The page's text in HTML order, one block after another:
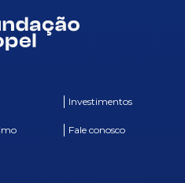
Investimentos
Fale conosco